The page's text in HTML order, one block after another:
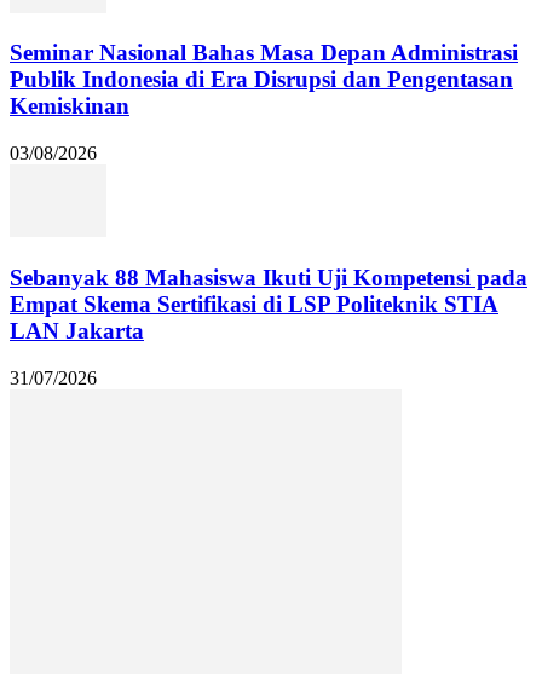
Seminar Nasional Bahas Masa Depan Administrasi
Publik Indonesia di Era Disrupsi dan Pengentasan
Kemiskinan
03/08/2026
Sebanyak 88 Mahasiswa Ikuti Uji Kompetensi pada
Empat Skema Sertifikasi di LSP Politeknik STIA
LAN Jakarta
31/07/2026